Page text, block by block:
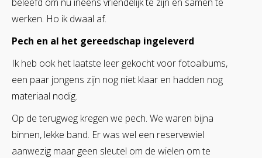
werken. Ho ik dwaal af.
Pech en al het gereedschap ingeleverd
Ik heb ook het laatste leer gekocht voor fotoalbums,
een paar jongens zijn nog niet klaar en hadden nog
materiaal nodig.
Op de terugweg kregen we pech. We waren bijna
binnen, lekke band. Er was wel een reservewiel
aanwezig maar geen sleutel om de wielen om te